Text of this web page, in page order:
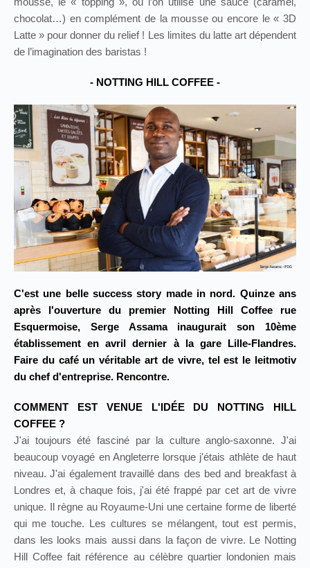
chocolat…) en complément de la mousse ou encore le « 3D
Latte » pour donner du relief ! Les limites du latte art dépendent
de l’imagination des baristas !
- NOTTING HILL COFFEE -
C'est une belle success story made in nord. Quinze ans
après l'ouverture du premier Notting Hill Coffee rue
Esquermoise, Serge Assama inaugurait son 10ème
établissement en avril dernier à la gare Lille-Flandres.
Faire du café un véritable art de vivre, tel est le leitmotiv
du chef d'entreprise. Rencontre.
COMMENT EST VENUE L'IDÉE DU NOTTING HILL
COFFEE ?
J'ai toujours été fasciné par la culture anglo-saxonne. J'ai
beaucoup voyagé en Angleterre lorsque j'étais athlète de haut
niveau. J'ai également travaillé dans des bed and breakfast à
Londres et, à chaque fois, j'ai été frappé par cet art de vivre
unique. Il règne au Royaume-Uni une certaine forme de liberté
qui me touche. Les cultures se mélangent, tout est permis,
dans les looks mais aussi dans la façon de vivre. Le Notting
Hill Coffee fait référence au célèbre quartier londonien mais